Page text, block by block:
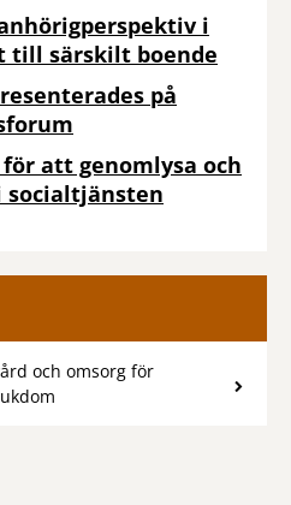
i
till särskilt boende
på
att genomlysa och
socialtjänsten
och omsorg för